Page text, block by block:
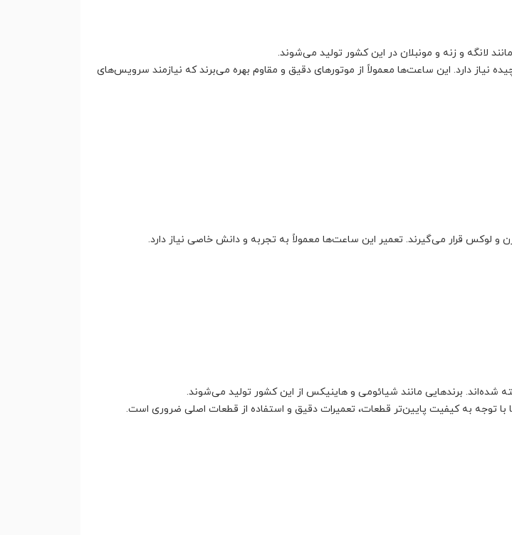
لانگه و زنه و مونبلان در این کشور تولید می‌شوند.
نیاز دارد. این ساعت‌ها معمولاً از موتورهای دقیق و مقاوم بهره می‌برند که نیازمند سرویس‌های
لوکس قرار می‌گیرند. تعمیر این ساعت‌ها معمولاً به تجربه و دانش خاصی نیاز دارد.
برندهایی مانند شیائومی و هاینیکس از این کشور تولید می‌شوند.
با توجه به کیفیت پایین‌تر قطعات، تعمیرات دقیق و استفاده از قطعات اصلی ضروری است.